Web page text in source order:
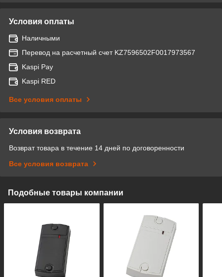
Условия оплаты
Наличными
Перевод на расчетный счет KZ7596502F0017973567
Kaspi Pay
Kaspi RED
Все условия оплаты
Условия возврата
Возврат товара в течение 14 дней по договоренности
Все условия возврата
Подобные товары компании